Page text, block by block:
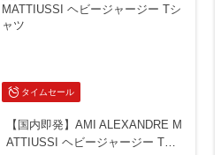
タイムセール
【国内即発】AMI ALEXANDRE M
ATTIUSSI ヘビージャージー Tシ